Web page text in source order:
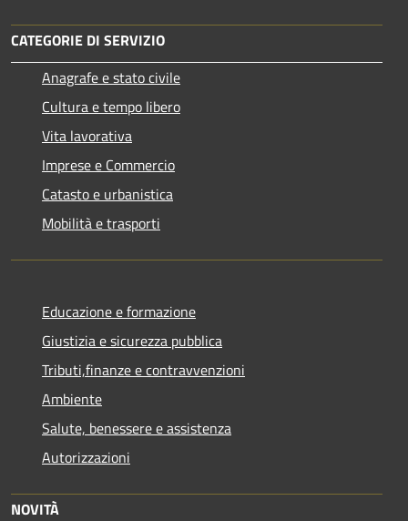
CATEGORIE DI SERVIZIO
Anagrafe e stato civile
Cultura e tempo libero
Vita lavorativa
Imprese e Commercio
Catasto e urbanistica
Mobilità e trasporti
Educazione e formazione
Giustizia e sicurezza pubblica
Tributi,finanze e contravvenzioni
Ambiente
Salute, benessere e assistenza
Autorizzazioni
NOVITÀ